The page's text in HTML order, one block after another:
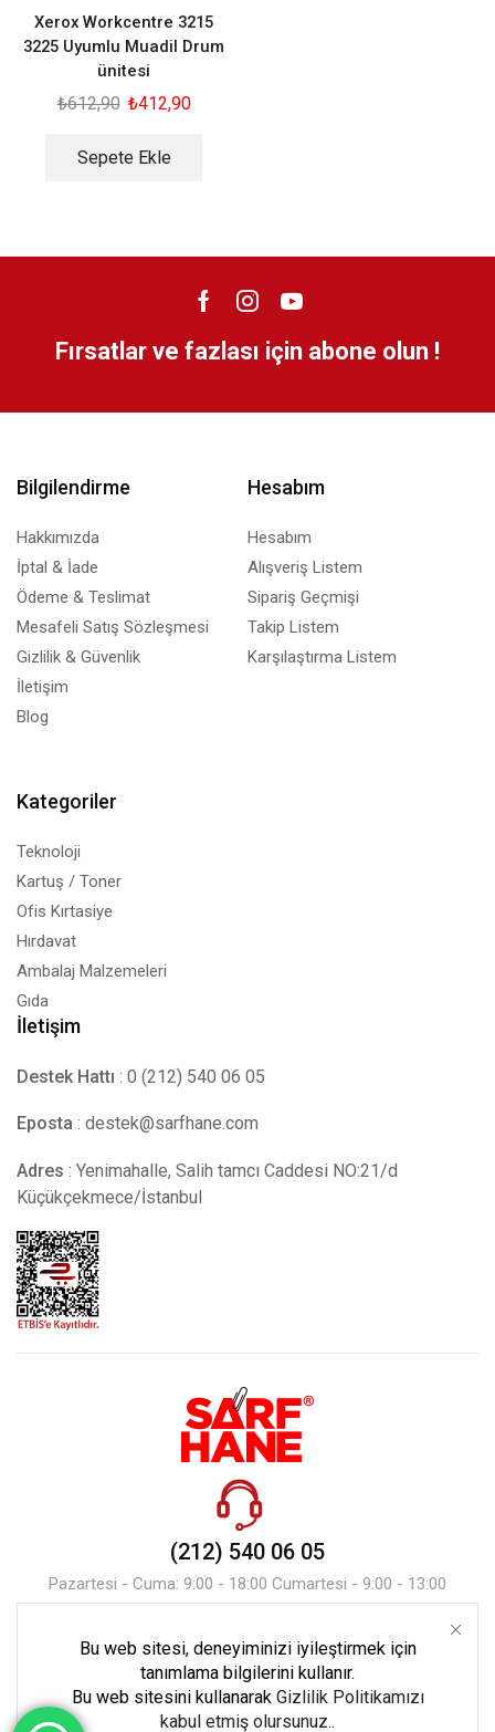
Xerox Workcentre 3215
3225 Uyumlu Muadil Drum
ünitesi
₺612,90 ₺412,90
Sepete Ekle
Fırsatlar ve fazlası için abone olun !
Bilgilendirme
Hakkımızda
İptal & İade
Ödeme & Teslimat
Mesafeli Satış Sözleşmesi
Gizlilik & Güvenlik
İletişim
Blog
Hesabım
Hesabım
Alışveriş Listem
Sipariş Geçmişi
Takip Listem
Karşılaştırma Listem
Kategoriler
Teknoloji
Kartuş / Toner
Ofis Kırtasiye
Hırdavat
Ambalaj Malzemeleri
Gıda
İletişim
Destek Hattı : 0 (212) 540 06 05
Eposta : destek@sarfhane.com
Adres : Yenimahalle, Salih tamcı Caddesi NO:21/d
Küçükçekmece/İstanbul
(212) 540 06 05
Pazartesi - Cuma: 9:00 - 18:00 Cumartesi - 9:00 - 13:00
Mesaj Gönder
Bu web sitesi, deneyiminizi iyileştirmek için
tanımlama bilgilerini kullanır.
Bu web sitesini kullanarak Gizlilik Politikamızı
kabul etmiş olursunuz..